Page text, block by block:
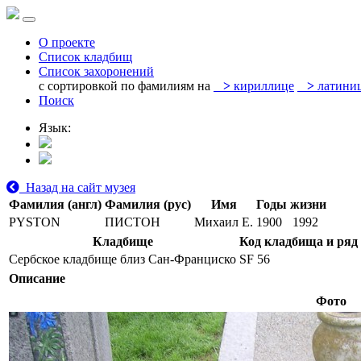
О проекте
Список кладбищ
Список захоронений
с сортировкой по фамилиям на
> кириллице >
Поиск
Язык:
Назад на сайт музея
Фамилия (англ) Фамилия (рус) Имя
Годы жизни
PYSTON
ПИСТОН Михаил Е. 1900
1992
Кладбище
Код кладбища и ряд
Сербское кладбище близ Сан-Франциско SF 56
Описание
Фото